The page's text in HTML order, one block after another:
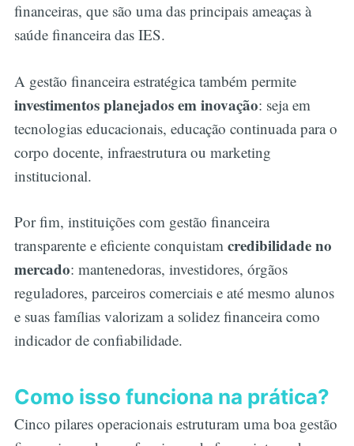
financeiras, que são uma das principais ameaças à
saúde financeira das IES.
A gestão financeira estratégica também permite
investimentos planejados em inovação: seja em
tecnologias educacionais, educação continuada para o
corpo docente, infraestrutura ou marketing
institucional.
Por fim, instituições com gestão financeira
transparente e eficiente conquistam credibilidade no
mercado: mantenedoras, investidores, órgãos
reguladores, parceiros comerciais e até mesmo alunos
e suas famílias valorizam a solidez financeira como
indicador de confiabilidade.
Como isso funciona na prática?
Cinco pilares operacionais estruturam uma boa gestão